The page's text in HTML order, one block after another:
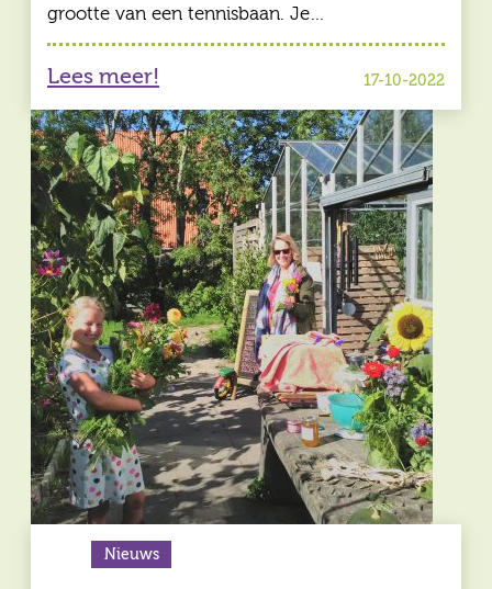
grootte van een tennisbaan. Je…
Lees meer! 17-10-2022
Nieuws